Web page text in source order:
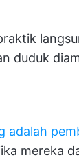
duduk
adalah
mereka